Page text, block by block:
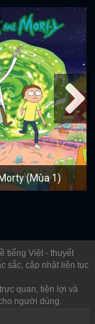
(Mùa 1)
tiếng Việt - thuyết
sắc, cập nhật liên tục
quan, tiện lợi và
người dùng.